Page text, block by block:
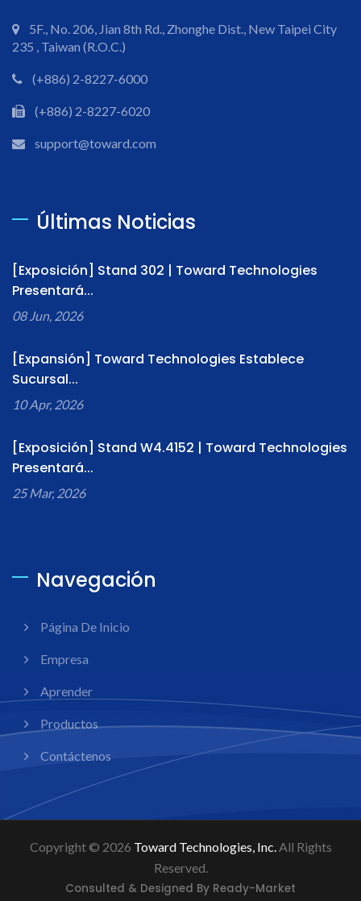
5F., No. 206, Jian 8th Rd., Zhonghe Dist., New Taipei City
235 , Taiwan (R.O.C.)
(+886) 2-8227-6000
(+886) 2-8227-6020
support@toward.com
Últimas Noticias
[Exposición] Stand 302 | Toward Technologies
Presentará...
08 Jun, 2026
[Expansión] Toward Technologies Establece
Sucursal...
10 Apr, 2026
[Exposición] Stand W4.4152 | Toward Technologies
Presentará...
25 Mar, 2026
Navegación
Página De Inicio
Empresa
Aprender
Productos
Contáctenos
Copyright © 2026 Toward Technologies, Inc.All Rights
Reserved.
Consulted & Designed By Ready-Market